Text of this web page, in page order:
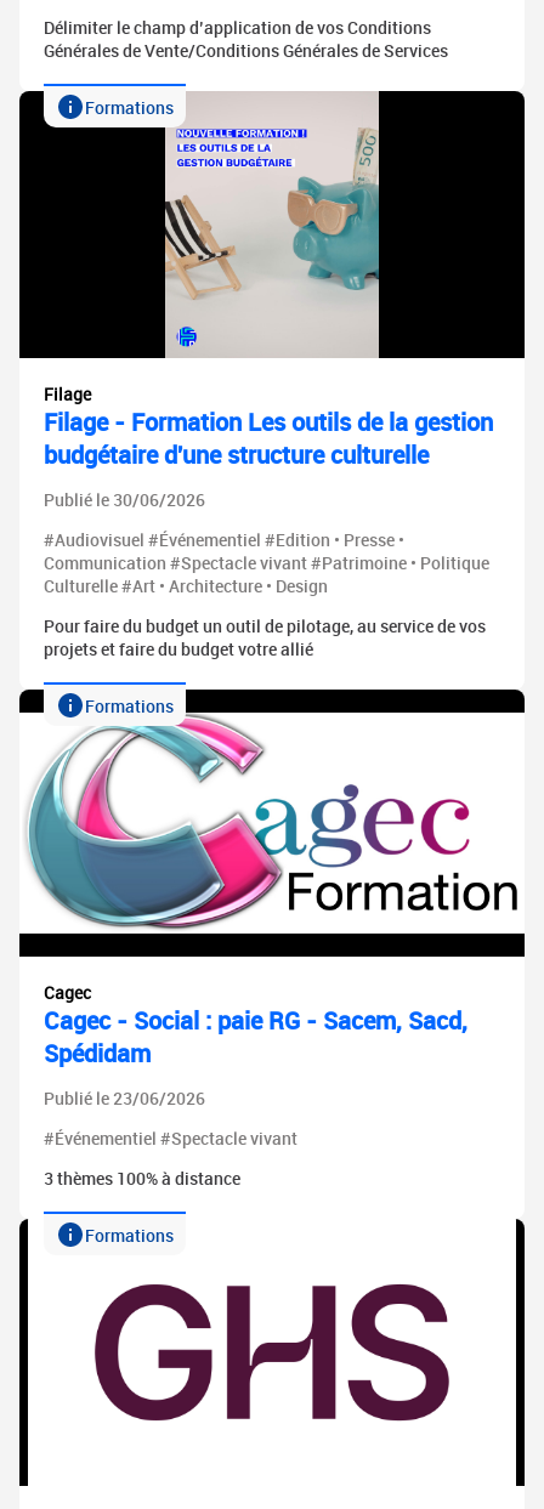
Délimiter le champ d’application de vos Conditions
Générales de Vente/Conditions Générales de Services
Formations
Filage
Filage - Formation Les outils de la gestion
budgétaire d'une structure culturelle
Publié le 30/06/2026
#Audiovisuel #Événementiel #Edition • Presse •
Communication #Spectacle vivant #Patrimoine • Politique
Culturelle #Art • Architecture • Design
Pour faire du budget un outil de pilotage, au service de vos
projets et faire du budget votre allié
Formations
Cagec
Cagec - Social : paie RG - Sacem, Sacd,
Spédidam
Publié le 23/06/2026
#Événementiel #Spectacle vivant
3 thèmes 100% à distance
Formations